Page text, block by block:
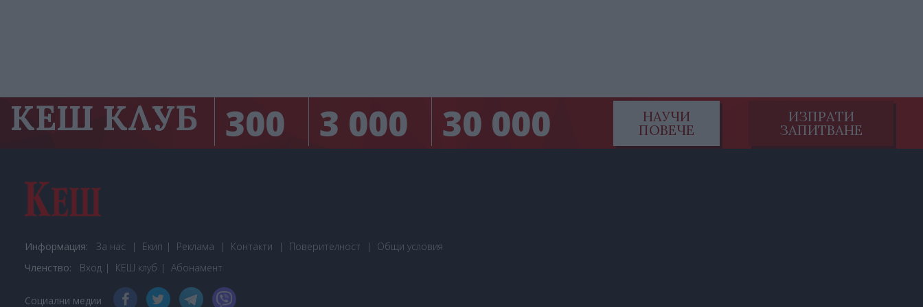
КЕШ КЛУБ 300 3 000 30 000
НАУЧИ
ПОВЕЧЕ
ИЗПРАТИ
ЗАПИТВАНЕ
Информация: За нас Екип Реклама Контакти Поверителност
Общи условия
Членство:
Вход КЕШ клуб Абонамент
Социални медии